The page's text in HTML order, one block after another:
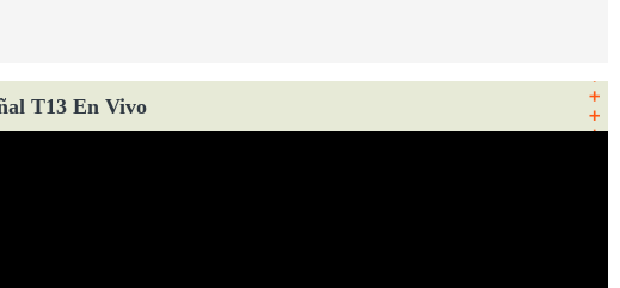
T13 En Vivo